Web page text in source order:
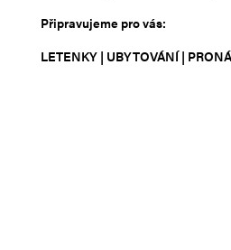
Připravujeme pro vás:
LETENKY | UBYTOVÁNÍ |